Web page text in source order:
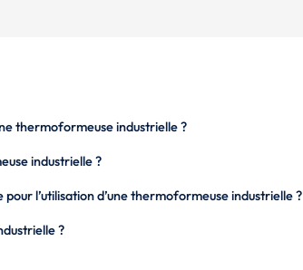
thermoformeuse industrielle ?
industrielle ?
l’utilisation d’une thermoformeuse industrielle ?
?